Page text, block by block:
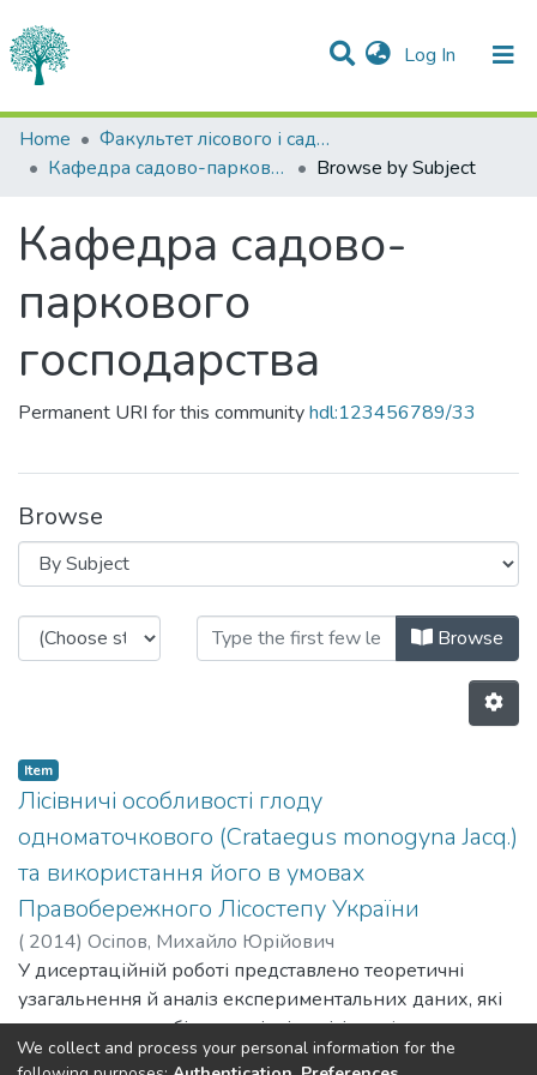
Log In (current)
Communities & Collections
All of DSpace
Home
Факультет лісового і садово-паркового господарства
Кафедра садово-паркового господарства
Browse by Subject
Кафедра садово-
паркового
господарства
Permanent URI for this communityhdl:123456789/33
Browse
Browsing Кафедра садово- Browse
Item
Лісівничі особливості глоду
одноматочкового (Crataegus monogyna Jacq.)
та використання його в умовах
Правобережного Лісостепу України
( 2014) Осіпов, Михайло Юрійович
У дисертаційній роботі представлено теоретичні
узагальнення й аналіз експериментальних даних, які
характеризують біоекологічні та лісівничі властивості
глоду одноматочкового у лісових насадженнях
We collect and process your personal information for the